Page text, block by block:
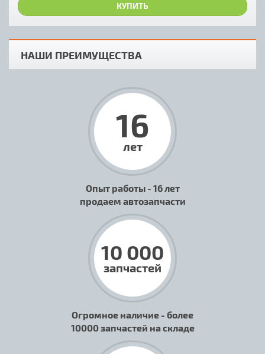
КУПИТЬ
НАШИ ПРЕИМУЩЕСТВА
16
лет
Опыт работы - 16 лет
продаем автозапчасти
10 000
запчастей
Огромное наличие - более
10000 запчастей на складе